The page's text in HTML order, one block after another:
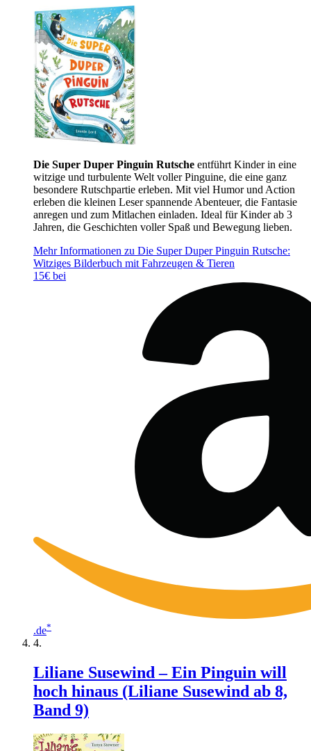
Die Super Duper Pinguin Rutsche entführt Kinder in eine
witzige und turbulente Welt voller Pinguine, die eine ganz
besondere Rutschpartie erleben. Mit viel Humor und Action
erleben die kleinen Leser spannende Abenteuer, die Fantasie
anregen und zum Mitlachen einladen. Ideal für Kinder ab 3
Jahren, die Geschichten voller Spaß und Bewegung lieben.
Mehr Informationen zu Die Super Duper Pinguin Rutsche:
Witziges Bilderbuch mit Fahrzeugen & Tieren
15€ bei
.de*
Liliane Susewind – Ein Pinguin will
hoch hinaus (Liliane Susewind ab 8,
Band 9)